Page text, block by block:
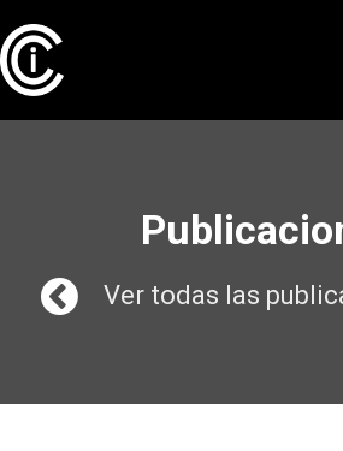
Ver todas las